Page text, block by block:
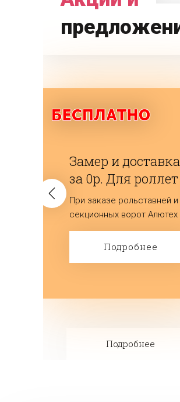
Замер и доставка
за 0р. Для
ворот
(секционных)
При заказе рольставней и
секционных ворот Алютех
мы дарим замер и
изделий.Подробнее
Подробнее